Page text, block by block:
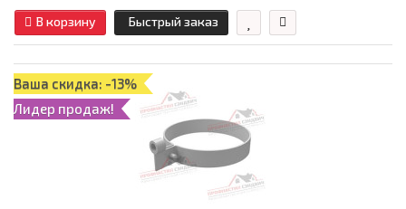
В корзину Быстрый заказ
Ваша скидка: -13%
Лидер продаж!